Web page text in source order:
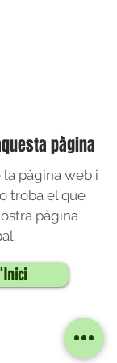
pàgina
pàgina web i
troba el que
pàgina